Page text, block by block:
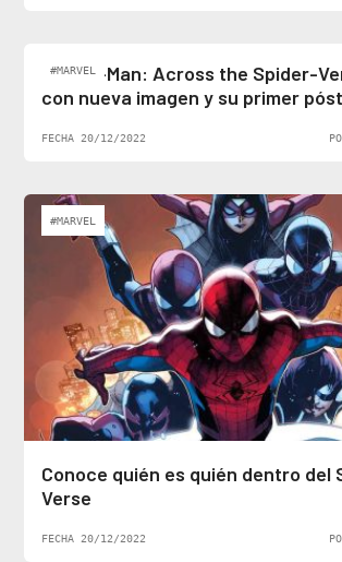
#MARVEL
Spider-Man: Across the Spider-
con nueva imagen y su primer
FECHA 20/12/2022
#MARVEL
Conoce quién es quién dentro del
Verse
FECHA 20/12/2022